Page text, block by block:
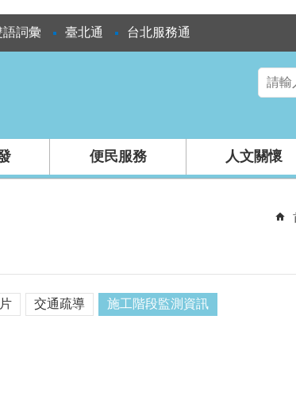
語詞彙 臺北通 台北服務通
便民服務 人文關懷
交通疏導 施工階段監測資訊